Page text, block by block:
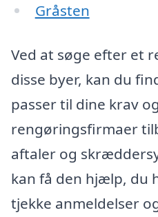
Gråsten
Ved at søge efter et
disse byer, kan du
passer til dine krav
rengøringsfirmaer
aftaler og
kan få den hjælp, du
tjekke anmeldelser